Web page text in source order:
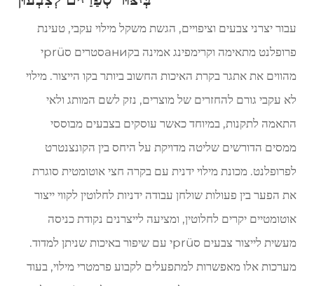
עבור יצרני צבעים וציפויים, הגשת משקל מילוי עקבי, טעינת
פרופלנט מתאימה וקרימפינג אמינה בקаниסטרים סprüי
מהווים את אתגר בקרת האיכות החשוב ביותר בקו הייצור. מילוי
לא עקבי גורם להחזרים של מוצרים, נזק לשם המותג ולאי
התאמה לתקנות, במיוחד כאשר עוסקים בצבעים מבוססי
ממסים הדורשים שליטה מדויקת על היחס בין הקונצנטרט
לפרופלנט. מכונת מילוי ידנית עם בקרה חצי אוטומטית סוגרת
את הפער בין פעולות שולחן עבודה ידניות לחלוטין לקווי ייצור
אוטומטיים יקרים לחלוטין, ומציעה לייצרנים נקודת כניסה
מעשית לייצור צבעים סprüי עם שיפור באיכות שניתן למדוד.
מערכות אלו מאפשרות למתפעלים לקבוע פרמטרי מילוי, בעוד